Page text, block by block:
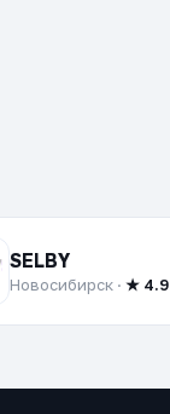
SELBY
Новосибирск · ★ 4.9